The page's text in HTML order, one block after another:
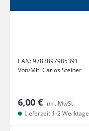
EAN:9783897985391
Von/Mit:Carlos Steiner
6,00 € inkl. MwSt.
Lieferzeit 1-2 Werktage